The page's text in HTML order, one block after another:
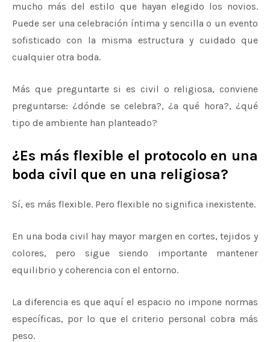
mucho más del estilo que hayan elegido los novios.
Puede ser una celebración íntima y sencilla o un evento
sofisticado con la misma estructura y cuidado que
cualquier otra boda.
Más que preguntarte si es civil o religiosa, conviene
preguntarse: ¿dónde se celebra?, ¿a qué hora?, ¿qué
tipo de ambiente han planteado?
¿Es más flexible el protocolo en una
boda civil que en una religiosa?
Sí, es más flexible. Pero flexible no significa inexistente.
En una boda civil hay mayor margen en cortes, tejidos y
colores, pero sigue siendo importante mantener
equilibrio y coherencia con el entorno.
La diferencia es que aquí el espacio no impone normas
específicas, por lo que el criterio personal cobra más
peso.